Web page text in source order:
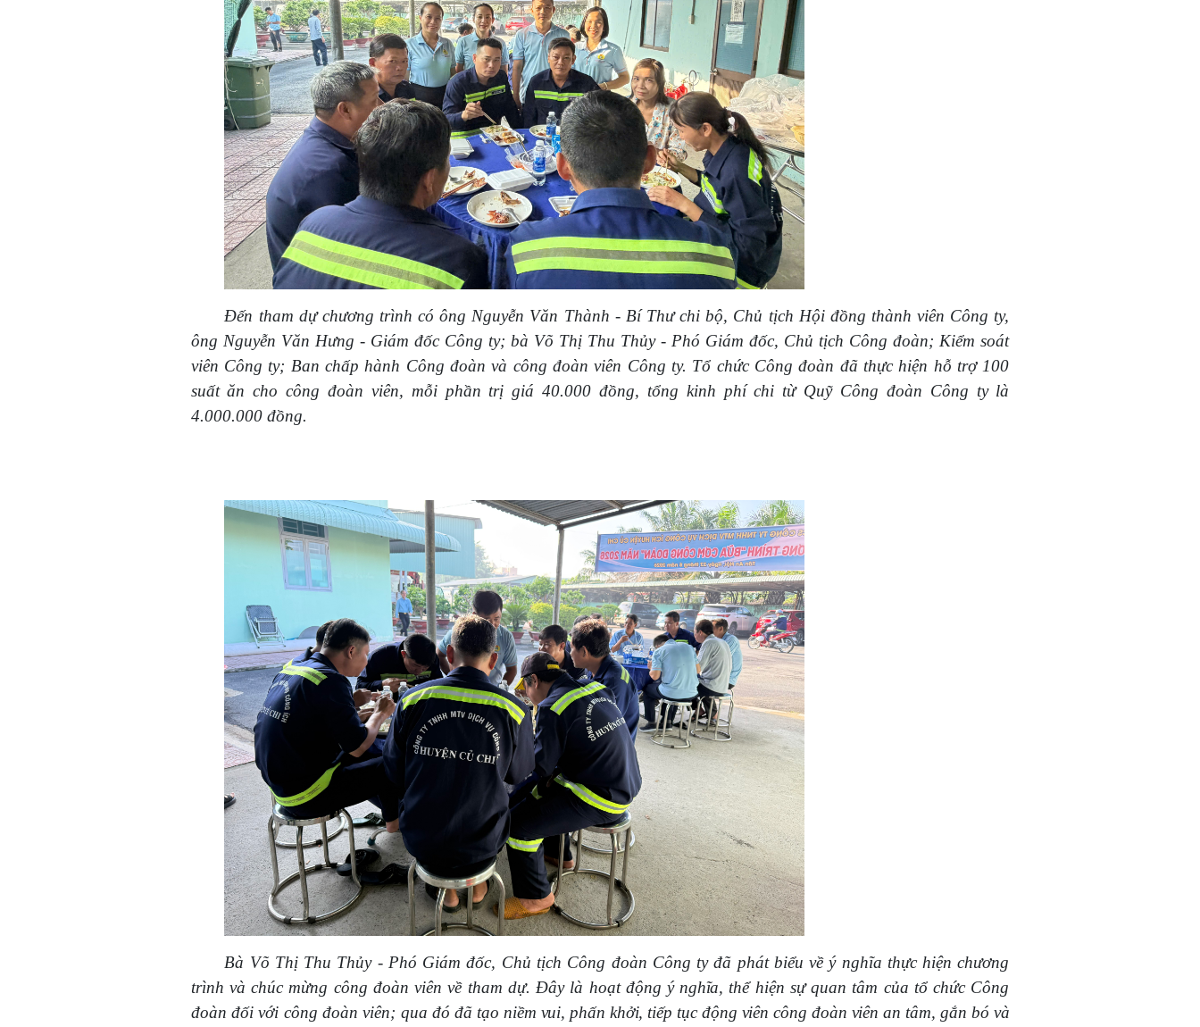
Đến tham dự chương trình có ông Nguyễn Văn Thành - Bí Thư chi bộ, Chủ tịch Hội đồng thành viên Công ty,
ông Nguyễn Văn Hưng - Giám đốc Công ty; bà Võ Thị Thu Thủy - Phó Giám đốc, Chủ tịch Công đoàn; Kiểm soát
viên Công ty; Ban chấp hành Công đoàn và công đoàn viên Công ty. Tổ chức Công đoàn đã thực hiện hỗ trợ 100
suất ăn cho công đoàn viên, mỗi phần trị giá 40.000 đồng, tổng kinh phí chi từ Quỹ Công đoàn Công ty là
4.000.000 đồng.
Bà Võ Thị Thu Thủy - Phó Giám đốc, Chủ tịch Công đoàn Công ty đã phát biểu về ý nghĩa thực hiện chương
trình và chúc mừng công đoàn viên về tham dự. Đây là hoạt động ý nghĩa, thể hiện sự quan tâm của tổ chức Công
đoàn đối với công đoàn viên; qua đó đã tạo niềm vui, phấn khởi, tiếp tục động viên công đoàn viên an tâm, gắn bó và